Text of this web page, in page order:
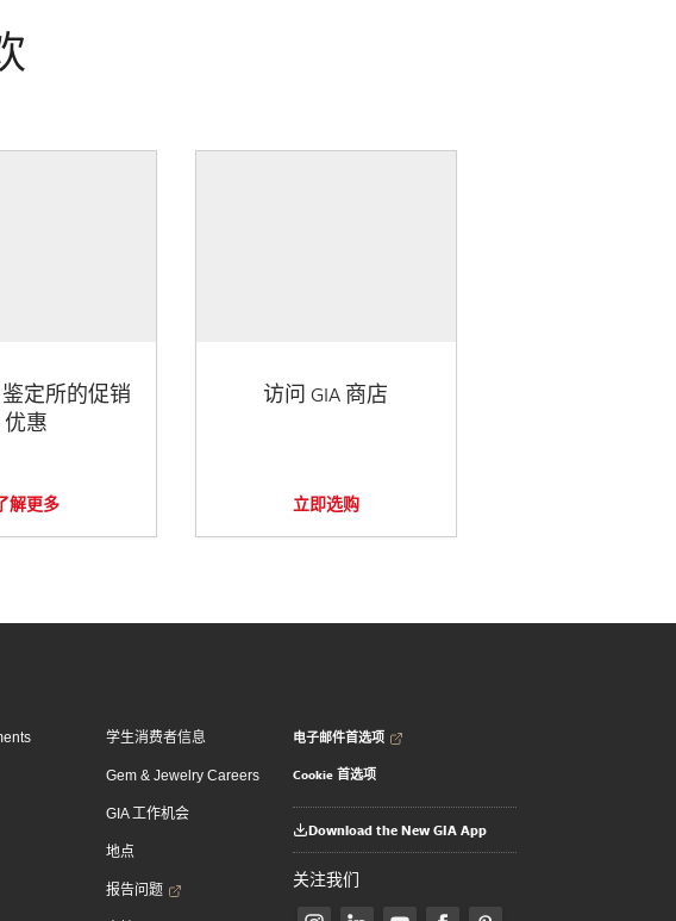
鉴定所的促销
优惠
解更多
访问 GIA 商店
立即选购
学生消费者信息
Gem & Jewelry Careers
GIA 工作机会
地点
报告问题
电子邮件首选项
Cookie 首选项
Download the New GIA App
关注我们